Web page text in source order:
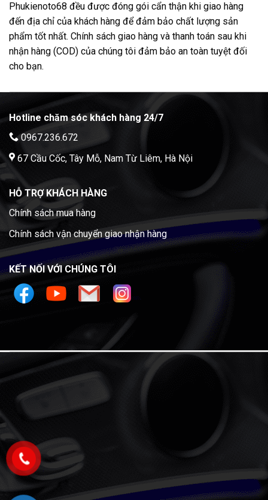
Phukienoto68 đều được đóng gói cẩn thận khi giao hàng
đến địa chỉ của khách hàng để đảm bảo chất lượng sản
phẩm tốt nhất. Chính sách giao hàng và thanh toán sau khi
nhận hàng (COD) của chúng tôi đảm bảo an toàn tuyệt đối
cho bạn.
Hotline chăm sóc khách hàng 24/7
0967.236.672
67 Cầu Cốc, Tây Mỗ, Nam Từ Liêm, Hà Nội
HỖ TRỢ KHÁCH HÀNG
Chính sách mua hàng
Chính sách vận chuyển giao nhận hàng
KẾT NỐI VỚI CHÚNG TÔI